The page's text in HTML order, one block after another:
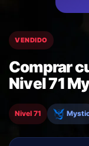
VENDIDO
Comprar
Nivel 71
Nivel 71